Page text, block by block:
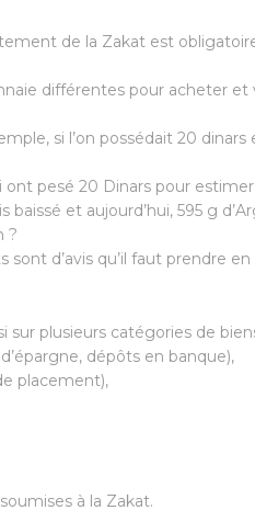
de la Zakat est
différentes pour acheter
si l’on possédait 20
pesé 20 Dinars pour
baissé et aujourd’hui, 595 g
?
d’avis qu’il faut prendre
sur plusieurs catégories de
dépôts en banque),
placement),
à la Zakat.